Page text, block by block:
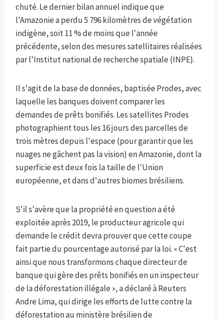
chuté. Le dernier bilan annuel indique que
l'Amazonie a perdu 5 796 kilomètres de végétation
indigène, soit 11 % de moins que l'année
précédente, selon des mesures satellitaires réalisées
par l'Institut national de recherche spatiale (INPE).
Il s'agit de la base de données, baptisée Prodes, avec
laquelle les banques doivent comparer les
demandes de prêts bonifiés. Les satellites Prodes
photographient tous les 16 jours des parcelles de
trois mètres depuis l'espace (pour garantir que les
nuages ​​ne gâchent pas la vision) en Amazonie, dont la
superficie est deux fois la taille de l'Union
européenne, et dans d'autres biomes brésiliens.
S'il s'avère que la propriété en question a été
exploitée après 2019, le producteur agricole qui
demande le crédit devra prouver que cette coupe
fait partie du pourcentage autorisé par la loi. « C'est
ainsi que nous transformons chaque directeur de
banque qui gère des prêts bonifiés en un inspecteur
de la déforestation illégale », a déclaré à Reuters
Andre Lima, qui dirige les efforts de lutte contre la
déforestation au ministère brésilien de